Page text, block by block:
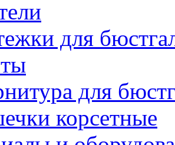
для
для
корсетные